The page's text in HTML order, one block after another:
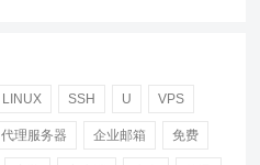
LINUX SSH U VPS
代理服务器 企业邮箱 免费